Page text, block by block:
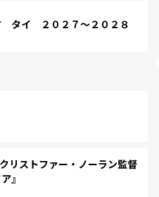
タイ ２０２７～２０２８
リストファー・ノーラン監督
』